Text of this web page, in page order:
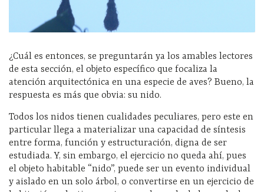
¿Cuál es entonces, se preguntarán ya los amables lectores
de esta sección, el objeto específico que focaliza la
atención arquitectónica en una especie de aves? Bueno, la
respuesta es más que obvia: su nido.
Todos los nidos tienen cualidades peculiares, pero este en
particular llega a materializar una capacidad de síntesis
entre forma, función y estructuración, digna de ser
estudiada. Y, sin embargo, el ejercicio no queda ahí, pues
el objeto habitable “nido”, puede ser un evento individual
y aislado en un solo árbol, o convertirse en un ejercicio de